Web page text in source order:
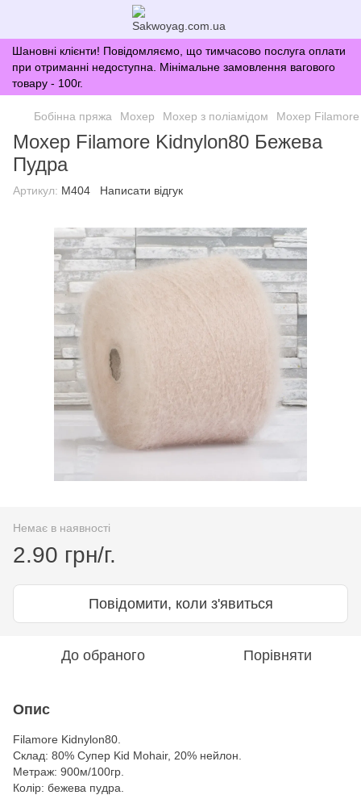
Шановні клієнти! Повідомляємо, що тимчасово послуга оплати
при отриманні недоступна. Мінімальне замовлення вагового
товару - 100г.
Бобінна пряжа Мохер Мохер з поліамідом Мохер
Мохер Filamore Kidnylon80 Бежева
Пудра
Артикул: M404 Написати відгук
Немає в наявності
2.90 грн/г.
Повідомити, коли з'явиться
До обраного Порівняти
Опис
Filamore Kidnylon80.
Склад: 80% Супер Kid Mohair, 20% нейлон.
Метраж: 900м/100гр.
Колір: бежева пудра.